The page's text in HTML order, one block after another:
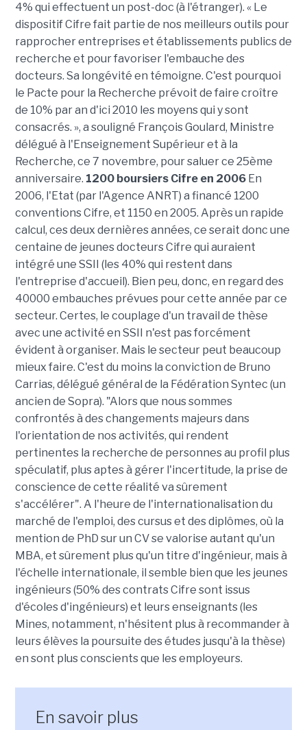
4% qui effectuent un post-doc (à l'étranger). « Le
dispositif Cifre fait partie de nos meilleurs outils pour
rapprocher entreprises et établissements publics de
recherche et pour favoriser l'embauche des
docteurs. Sa longévité en témoigne. C'est pourquoi
le Pacte pour la Recherche prévoit de faire croître
de 10% par an d'ici 2010 les moyens qui y sont
consacrés. », a souligné François Goulard, Ministre
délégué à l'Enseignement Supérieur et à la
Recherche, ce 7 novembre, pour saluer ce 25ème
anniversaire. 1200 boursiers Cifre en 2006 En
2006, l'Etat (par l'Agence ANRT) a financé 1200
conventions Cifre, et 1150 en 2005. Après un rapide
calcul, ces deux dernières années, ce serait donc une
centaine de jeunes docteurs Cifre qui auraient
intégré une SSII (les 40% qui restent dans
l'entreprise d'accueil). Bien peu, donc, en regard des
40000 embauches prévues pour cette année par ce
secteur. Certes, le couplage d'un travail de thèse
avec une activité en SSII n'est pas forcément
évident à organiser. Mais le secteur peut beaucoup
mieux faire. C'est du moins la conviction de Bruno
Carrias, délégué général de la Fédération Syntec (un
ancien de Sopra). "Alors que nous sommes
confrontés à des changements majeurs dans
l'orientation de nos activités, qui rendent
pertinentes la recherche de personnes au profil plus
spéculatif, plus aptes à gérer l'incertitude, la prise de
conscience de cette réalité va sûrement
s'accélérer". A l'heure de l'internationalisation du
marché de l'emploi, des cursus et des diplômes, où la
mention de PhD sur un CV se valorise autant qu'un
MBA, et sûrement plus qu'un titre d'ingénieur, mais à
l'échelle internationale, il semble bien que les jeunes
ingénieurs (50% des contrats Cifre sont issus
d'écoles d'ingénieurs) et leurs enseignants (les
Mines, notamment, n'hésitent plus à recommander à
leurs élèves la poursuite des études jusqu'à la thèse)
en sont plus conscients que les employeurs.
En savoir plus